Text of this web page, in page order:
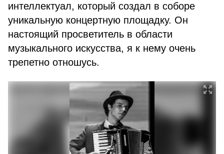
интеллектуал, который создал в соборе
уникальную концертную площадку. Он
настоящий просветитель в области
музыкального искусства, я к нему очень
трепетно отношусь.